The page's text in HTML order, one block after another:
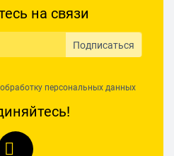
на связи
Подписаться
персональных данных